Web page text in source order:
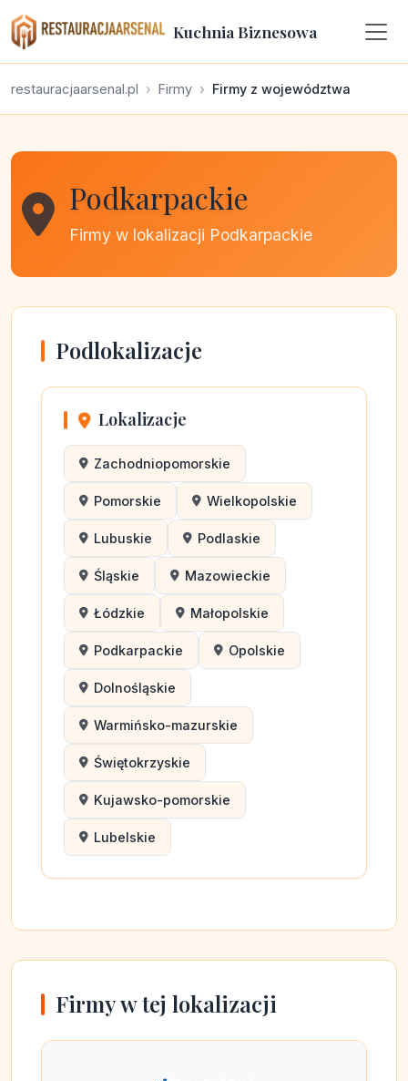
Kuchnia Biznesowa
restauracjaarsenal.pl Firmy Firmy z województwa
Podkarpackie
Firmy w lokalizacji Podkarpackie
Podlokalizacje
Lokalizacje
Zachodniopomorskie
Pomorskie Wielkopolskie
Lubuskie Podlaskie
Śląskie Mazowieckie
Łódzkie Małopolskie
Podkarpackie Opolskie
Dolnośląskie
Warmińsko-mazurskie
Świętokrzyskie
Kujawsko-pomorskie
Lubelskie
Firmy w tej lokalizacji